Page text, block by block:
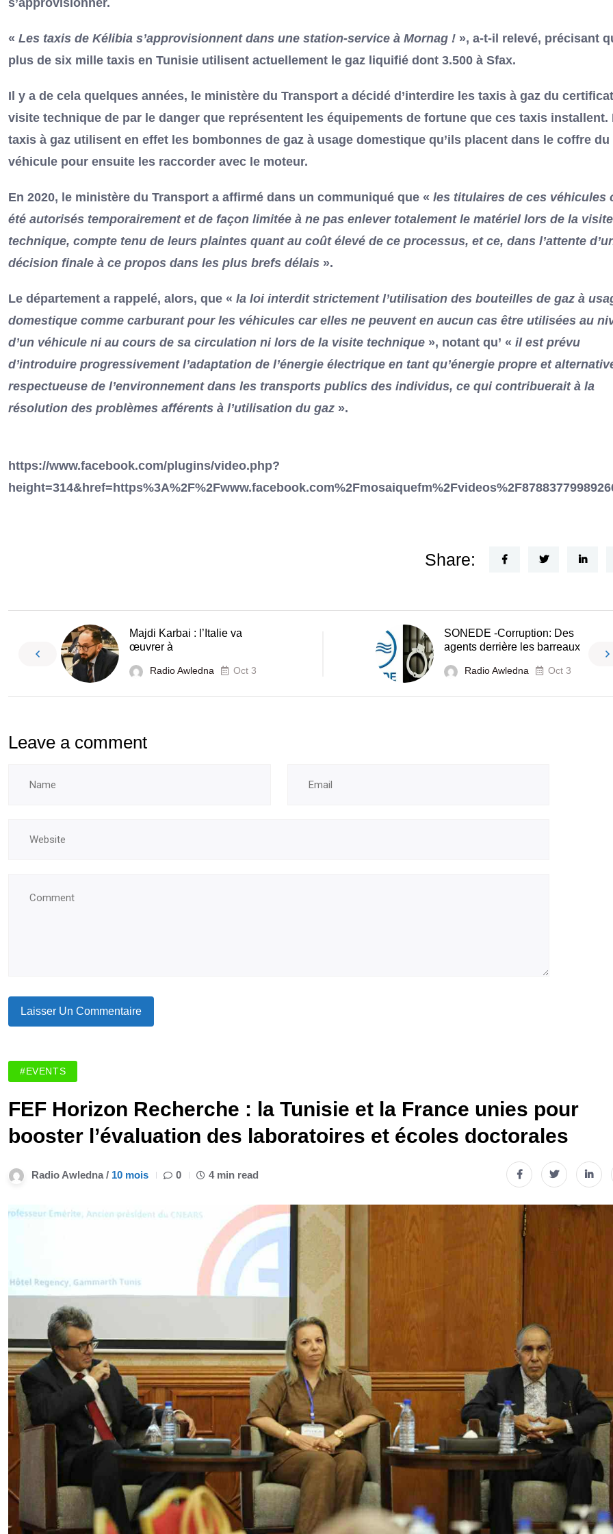
s’approvisionner.
« Les taxis de Kélibia s’approvisionnent dans une station-service à Mornag ! », a-t-il relevé, précisant
plus de six mille taxis en Tunisie utilisent actuellement le gaz liquifié dont 3.500 à Sfax.
Il y a de cela quelques années, le ministère du Transport a décidé d’interdire les taxis à gaz du
visite technique de par le danger que représentent les équipements de fortune que ces taxis installent.
taxis à gaz utilisent en effet les bombonnes de gaz à usage domestique qu’ils placent dans le coffre du
véhicule pour ensuite les raccorder avec le moteur.
En 2020, le ministère du Transport a affirmé dans un communiqué que « les titulaires de ces véhicules
été autorisés temporairement et de façon limitée à ne pas enlever totalement le matériel lors de la visite
technique, compte tenu de leurs plaintes quant au coût élevé de ce processus, et ce, dans l’attente
décision finale à ce propos dans les plus brefs délais ».
Le département a rappelé, alors, que « la loi interdit strictement l’utilisation des bouteilles de gaz à
domestique comme carburant pour les véhicules car elles ne peuvent en aucun cas être utilisées au
d’un véhicule ni au cours de sa circulation ni lors de la visite technique », notant qu’ « il est prévu
d’introduire progressivement l’adaptation de l’énergie électrique en tant qu’énergie propre et
respectueuse de l’environnement dans les transports publics des individus, ce qui contribuerait à la
résolution des problèmes afférents à l’utilisation du gaz ».
https://www.facebook.com/plugins/video.php?
Share:
Majdi Karbai : l’Italie va
œuvrer à
Radio Awledna Oct 3
SONEDE -Corruption: Des
agents derrière les barreaux
Radio Awledna Oct 3
Leave a comment
#EVENTS
FEF Horizon Recherche : la Tunisie et la France unies pour
booster l’évaluation des laboratoires et écoles doctorales
Radio Awledna / 10 mois 0 4 min read